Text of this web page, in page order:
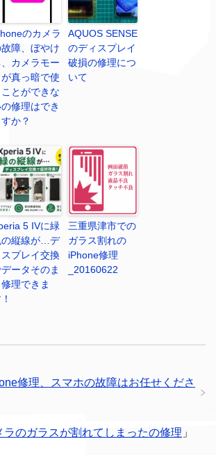
のカメラ
障、ぼやけ
、カメラモー
が真っ暗で使
ことができな
修理はでき
すか？
AQUOS SENSE
のディスプレイ
破損の修理につ
いて
5 IVに緑
の縦線が…デ
スプレイ交換
ータそのま
修理できま
三重県津市での
ガラス割れの
iPhone修理
_20160622
修理、スマホの故障はお任せくださ
ラのガラスが割れてしまったの修理 」